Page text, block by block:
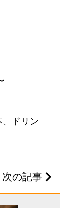
ドリン
次の記事